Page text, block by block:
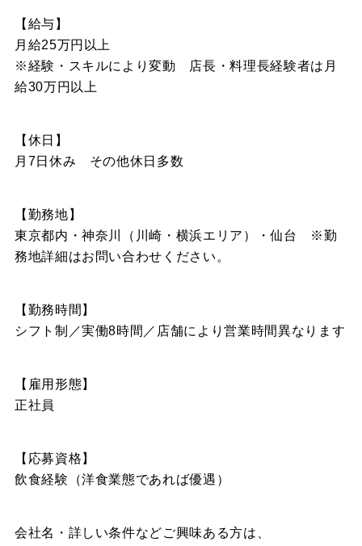
【給与】
月給25万円以上
※経験・スキルにより変動 店長・料理長経験者は月
給30万円以上
【休日】
月7日休み その他休日多数
【勤務地】
東京都内・神奈川（川崎・横浜エリア）・仙台 ※勤
務地詳細はお問い合わせください。
【勤務時間】
シフト制／実働8時間／店舗により営業時間異なります
【雇用形態】
正社員
【応募資格】
飲食経験（洋食業態であれば優遇）
会社名・詳しい条件などご興味ある方は、